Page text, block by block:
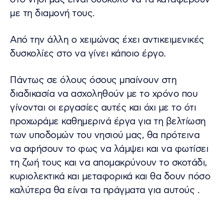
με τη διαμονή τους.
Από την άλλη ο χειμώνας έχει αντικειμενικές
δυσκολίες στο να γίνει κάποιο έργο.
Πάντως σε όλους όσους μπαίνουν στη
διαδικασία να ασχοληθούν με το χρόνο που
γίνονται οι εργασίες αυτές και όχι με το ότι
προχωράμε καθημερινά έργα για τη βελτίωση
των υποδομών του νησιού μας, θα πρότεινα
να αφήσουν το φως να λάμψει και να φωτίσει
τη ζωή τους και να απομακρύνουν το σκοτάδι,
κυριολεκτικά και μεταφορικά και θα δουν πόσο
καλύτερα θα είναι τα πράγματα για αυτούς .